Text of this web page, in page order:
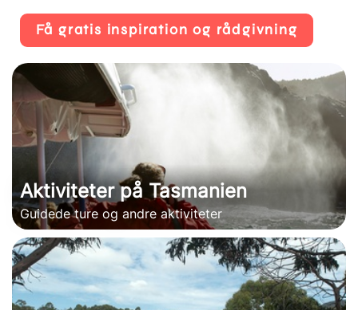
Få gratis inspiration og rådgivning
Aktiviteter på Tasmanien
Guidede ture og andre aktiviteter